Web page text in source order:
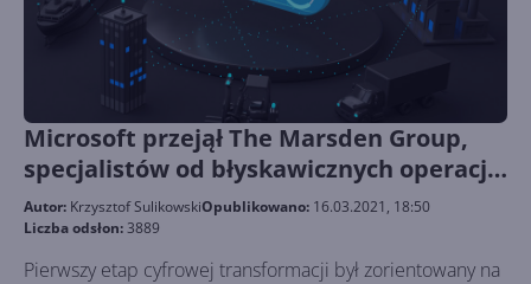
Microsoft przejął The Marsden Group,
specjalistów od błyskawicznych operacji
przemysłowych
Autor: Krzysztof SulikowskiOpublikowano: 16.03.2021, 18:50
Liczba odsłon:3889
Pierwszy etap cyfrowej transformacji był zorientowany na